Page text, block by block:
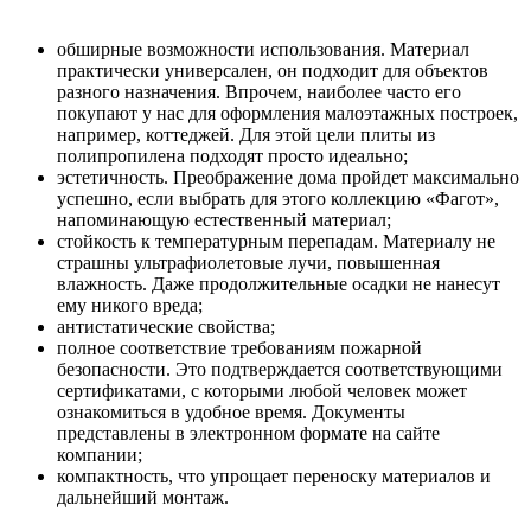
обширные возможности использования. Материал
практически универсален, он подходит для объектов
разного назначения. Впрочем, наиболее часто его
покупают у нас для оформления малоэтажных построек,
например, коттеджей. Для этой цели плиты из
полипропилена подходят просто идеально;
эстетичность. Преображение дома пройдет максимально
успешно, если выбрать для этого коллекцию «Фагот»,
напоминающую естественный материал;
стойкость к температурным перепадам. Материалу не
страшны ультрафиолетовые лучи, повышенная
влажность. Даже продолжительные осадки не нанесут
ему никого вреда;
антистатические свойства;
полное соответствие требованиям пожарной
безопасности. Это подтверждается соответствующими
сертификатами, с которыми любой человек может
ознакомиться в удобное время. Документы
представлены в электронном формате на сайте
компании;
компактность, что упрощает переноску материалов и
дальнейший монтаж.